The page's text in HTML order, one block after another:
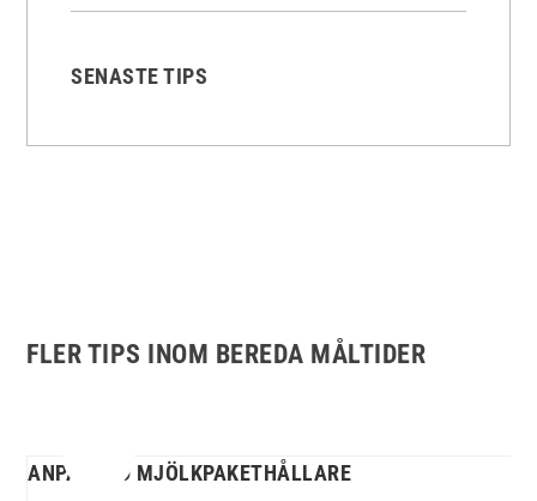
SENASTE TIPS
FLER TIPS INOM BEREDA MÅLTIDER
ANPASSAD MJÖLKPAKETHÅLLARE